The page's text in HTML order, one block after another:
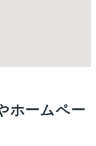
ホームペー